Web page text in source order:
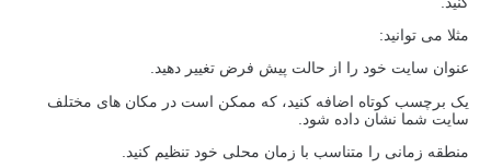
مثلا می توانید:
عنوان سایت خود را از حالت پیش فرض تغییر دهید.
یک برچسب کوتاه اضافه کنید، که ممکن است در مکان های مختلف
سایت شما نشان داده شود.
منطقه زمانی را متناسب با زمان محلی خود تنظیم کنید.